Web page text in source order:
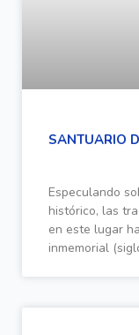
SANTUARIO
Especulando
histórico, las
en este lugar
inmemorial